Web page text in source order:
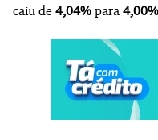
caiu de 4,04% para 4,00%